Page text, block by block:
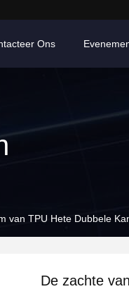
Ons
van TPU Hete Dubbele
De zachte